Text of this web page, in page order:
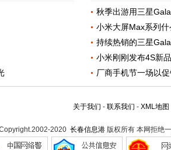
秋季出游用三星
小米大屏Max系列
持续热销的三星
小米刚刚发布4S新
厂商手机节一场以
关于我们 - 联系我们 - XML地图
2020 长春信息港版权所有 本网拒绝